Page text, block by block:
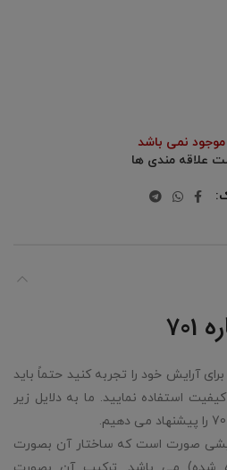
موجود نمی باشد
علاقه مندی ها
آرایش خود را تجربه کنید حتماً باید
استفاده نمایید. ما به دلایل زیر
صورت است که ساختار آن بصورت